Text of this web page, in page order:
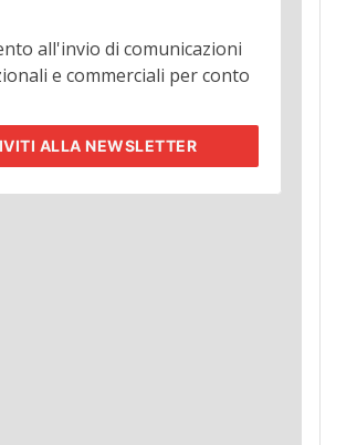
all'invio di comunicazioni
e commerciali per conto
ALLA NEWSLETTER